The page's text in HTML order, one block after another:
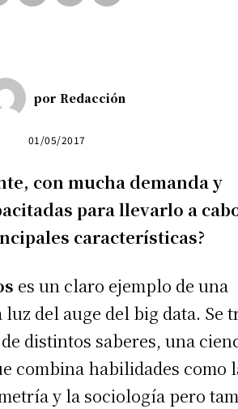
por Redacción
01/05/2017
con mucha demanda y
para llevarlo a
características?
es un claro ejemplo de una
del auge del big data. Se
distintos saberes, una
combina habilidades como
y la sociología pero